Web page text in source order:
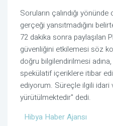
Soruların çalındığı
gerçeği yansıtmadığını
72 dakika sonra paylaşılan
güvenliğini etkilemesi söz
doğru bilgilendirilmesi
spekülatif içeriklere itibar
ediyorum. Süreçle ilgili
yürütülmektedir" dedi.
Hibya Haber Ajansı